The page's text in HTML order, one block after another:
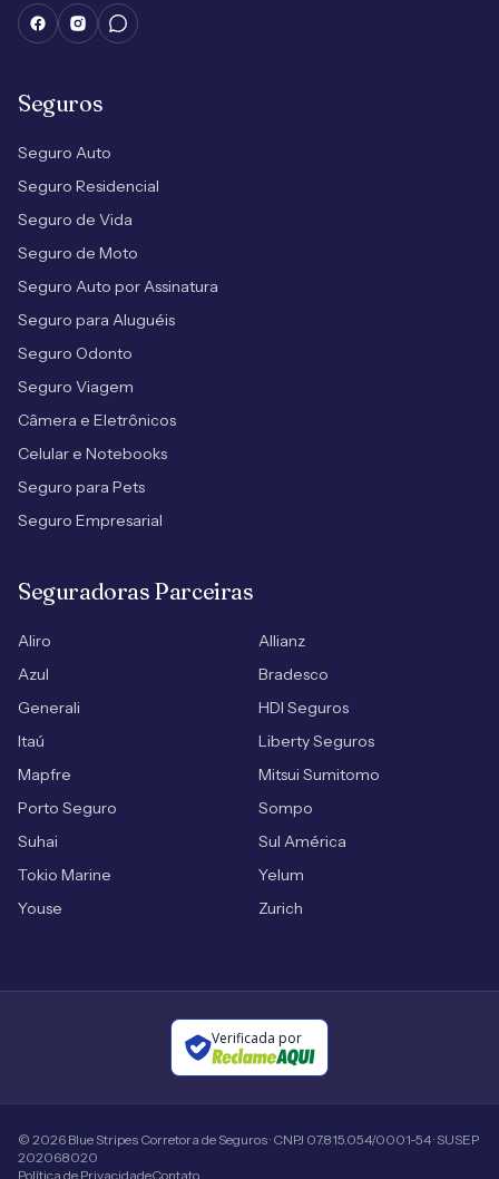
Seguros
Seguro Auto
Seguro Residencial
Seguro de Vida
Seguro de Moto
Seguro Auto por Assinatura
Seguro para Aluguéis
Seguro Odonto
Seguro Viagem
Câmera e Eletrônicos
Celular e Notebooks
Seguro para Pets
Seguro Empresarial
Seguradoras Parceiras
Aliro
Allianz
Azul
Bradesco
Generali
HDI Seguros
Itaú
Liberty Seguros
Mapfre
Mitsui Sumitomo
Porto Seguro
Sompo
Suhai
Sul América
Tokio Marine
Yelum
Youse
Zurich
Verificada por
© 2026 Blue Stripes Corretora de Seguros · CNPJ 07.815.054/0001-54 · SUSEP
202068020
Política de PrivacidadeContato